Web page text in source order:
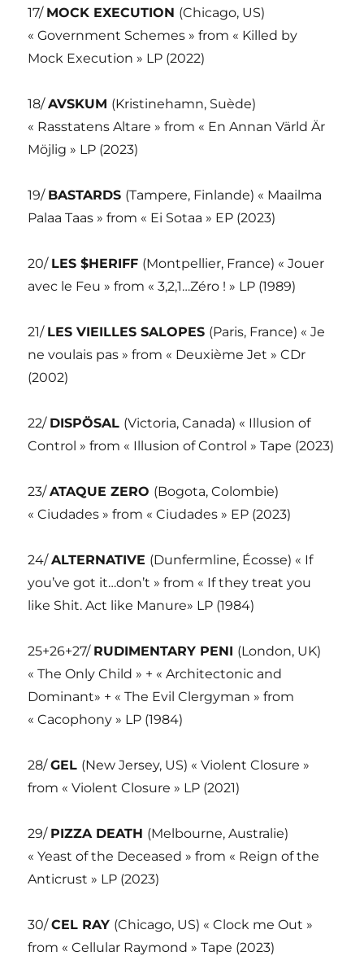
17/ MOCK EXECUTION (Chicago, US)
« Government Schemes » from « Killed by
Mock Execution » LP (2022)
18/AVSKUM (Kristinehamn, Suède)
« Rasstatens Altare » from « En Annan Värld Är
Möjlig » LP (2023)
19/ BASTARDS (Tampere, Finlande) « Maailma
Palaa Taas » from « Ei Sotaa » EP (2023)
20/ LES $HERIFF (Montpellier, France) « Jouer
avec le Feu » from « 3,2,1…Zéro ! » LP (1989)
21/ LES VIEILLES SALOPES (Paris, France) « Je
ne voulais pas » from « Deuxième Jet » CDr
(2002)
22/ DISPÖSAL (Victoria, Canada) « Illusion of
Control » from « Illusion of Control » Tape (2023)
23/ATAQUE ZERO (Bogota, Colombie)
« Ciudades » from « Ciudades » EP (2023)
24/ALTERNATIVE (Dunfermline, Écosse) « If
you’ve got it…don’t » from « If they treat you
like Shit. Act like Manure» LP (1984)
25+26+27/ RUDIMENTARY PENI (London, UK)
« The Only Child » + « Architectonic and
Dominant» + « The Evil Clergyman » from
« Cacophony » LP (1984)
28/GEL (New Jersey, US) « Violent Closure »
from « Violent Closure » LP (2021)
29/ PIZZA DEATH (Melbourne, Australie)
« Yeast of the Deceased » from « Reign of the
Anticrust » LP (2023)
30/CEL RAY (Chicago, US) « Clock me Out »
from « Cellular Raymond » Tape (2023)